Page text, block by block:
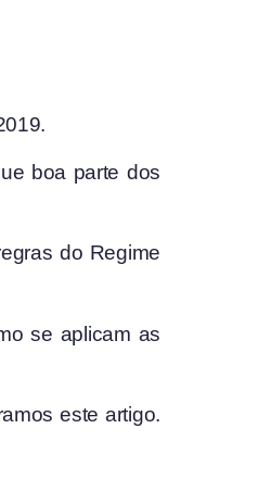
boa parte dos
do Regime
se aplicam as
este artigo.